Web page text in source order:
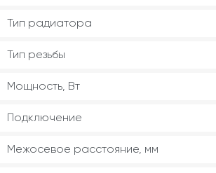
Тип радиатора
Тип резьбы
Мощность, Вт
Подключение
Межосевое расстояние, мм